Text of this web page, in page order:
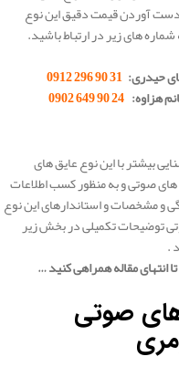
آوردن قیمت دقیق این نوع
های زیر در ارتباط باشید.
حیدری: 31 90 296 0912
هزاوه: 24 90 649 0902
بیشتر با این نوع عایق های
صوتی و به منظور کسب اطلاعات
و مشخصات و استاندارهای این نوع
توضیحات تکمیلی در بخش زیر
.
تا انتهای مقاله همراهی کنید …
صوتی